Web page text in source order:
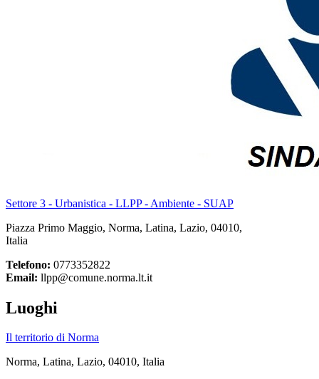
Settore 3 - Urbanistica - LLPP - Ambiente - SUAP
Piazza Primo Maggio, Norma, Latina, Lazio, 04010,
Italia
Telefono: 0773352822
Email: llpp@comune.norma.lt.it
Luoghi
Il territorio di Norma
Norma, Latina, Lazio, 04010, Italia